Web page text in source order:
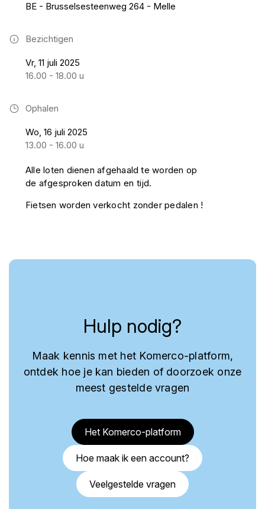
BE - Brusselsesteenweg 264 - Melle
Bezichtigen
Vr, 11 juli 2025
16.00 - 18.00 u
Ophalen
Wo, 16 juli 2025
13.00 - 16.00 u
Alle loten dienen afgehaald te worden op
de afgesproken datum en tijd.
Fietsen worden verkocht zonder pedalen !
Hulp nodig?
Maak kennis met het Komerco-platform,
ontdek hoe je kan bieden of doorzoek onze
meest gestelde vragen
Het Komerco-platform
Hoe maak ik een account?
Veelgestelde vragen